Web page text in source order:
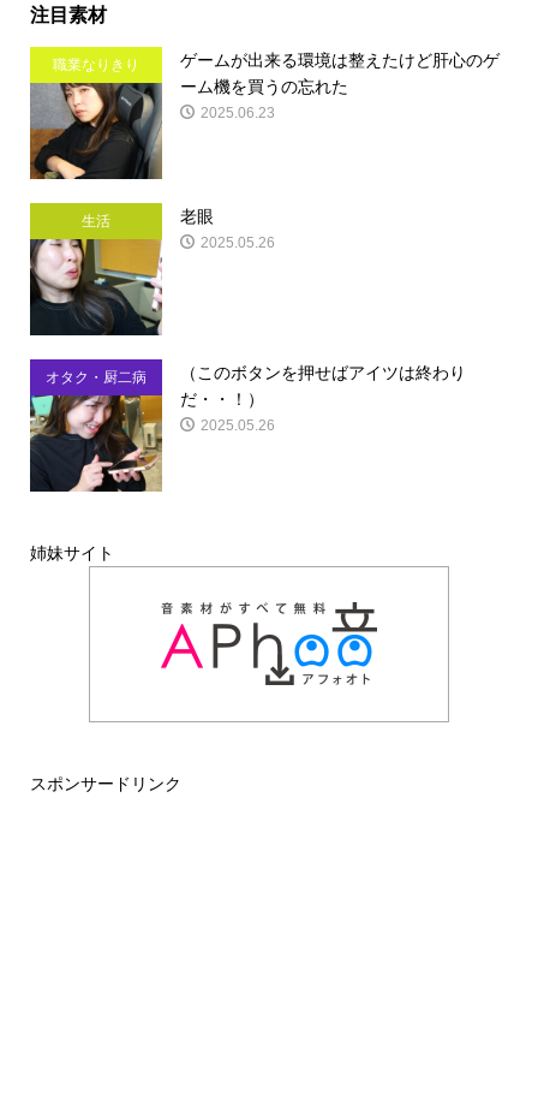
注目素材
職業なりきり
ゲームが出来る環境は整えたけど肝心のゲ
ーム機を買うの忘れた
2025.06.23
生活 老眼
2025.05.26
オタク・厨二病
（このボタンを押せばアイツは終わり
だ・・！）
2025.05.26
姉妹サイト
スポンサードリンク